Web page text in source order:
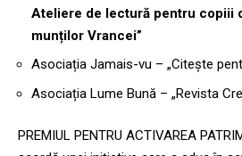
Ateliere de lectură pentru copiii
munților Vrancei”
Asociația Jamais-vu – „Citește
Asociația Lume Bună – „Revista
PREMIUL PENTRU ACTIVAREA